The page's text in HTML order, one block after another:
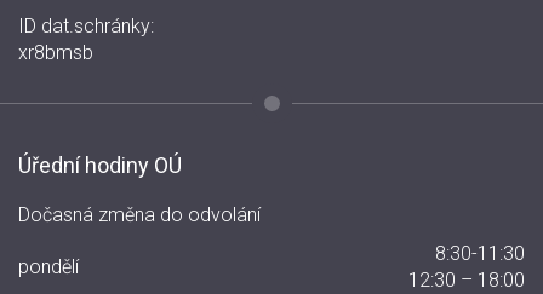
ID dat.schránky:
xr8bmsb
Úřední hodiny OÚ
Dočasná změna do odvolání
pondělí
8:30-11:30
12:30 – 18:00